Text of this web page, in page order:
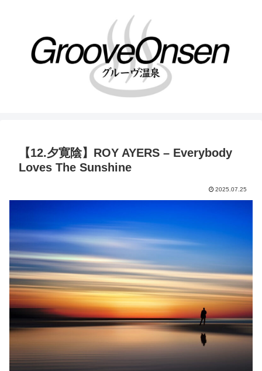
【12.夕寛陰】ROY AYERS – Everybody
Loves The Sunshine
2025.07.25